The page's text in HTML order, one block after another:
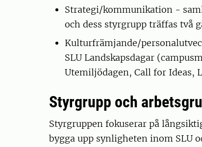
Strategi/kommunikation -
och dess styrgrupp träffas två
Kulturfrämjande/
SLU Landskapsdagar
Utemiljödagen, Call for Ideas,
Styrgrupp och
Styrgruppen fokuserar på
bygga upp synligheten inom SLU